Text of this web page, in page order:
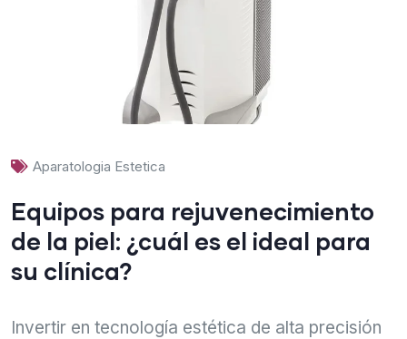
Aparatologia Estetica
Equipos para rejuvenecimiento
de la piel: ¿cuál es el ideal para
su clínica?
Invertir en tecnología estética de alta precisión